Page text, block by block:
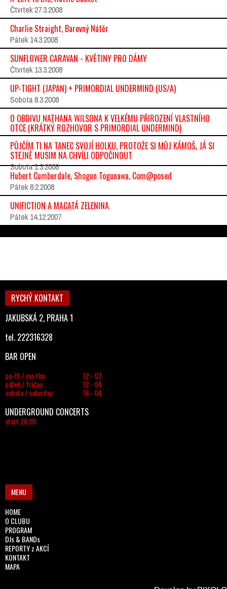
Čtvrtek 27.3.2008
Charlie Straight, Barevný Nátěr
Pátek 14.3.2008
SUNFLOWER CARAVAN - KVĚTINY PRO DÁMY
Čtvrtek 13.3.2008
UP-TIGHT (JAPAN) + PRIMORDIAL UNDERMIND (US/A)
Sobota 8.3.2008
O OBDIVU NATHANA WILSONA K VELKÉMU PŘIROZENÍ VLASTNÍHO
OTCE (KRÁTKÝ ROZHOVOR S PRIMORDIAL UNDERMIND)
PŮJČÍM TI NA TANEC SVOJÍ HOLKU, PROTOŽE SI MŮJ KÁMOŠ, JÁ SI
STEJNĚ MUSIM NA CHVÍLI ODPOČINOUT
Sobota 1.3.2008
Hubert Cumberdale, Shogun Togunawa, Com@posed
Pátek 8.2.2008
UNIFICTION A MACATÁ ZELENINA
Pátek 14.12.2007
RYCHÝ KONTAKT
JAKUBSKÁ 2, PRAHA 1
tel. 222316328
BAR OPEN
po-čt / mo-thu
12 - 03
pátek / friday
12 - 04
sobota / saturday
16 - 04
UNDERGROUND CONCERTS
start 20.00
MENU
HOME
O CLUBU
PROGRAM
DJs & BANDs
REPORTY z AKCÍ
KONTAKT
MAPA